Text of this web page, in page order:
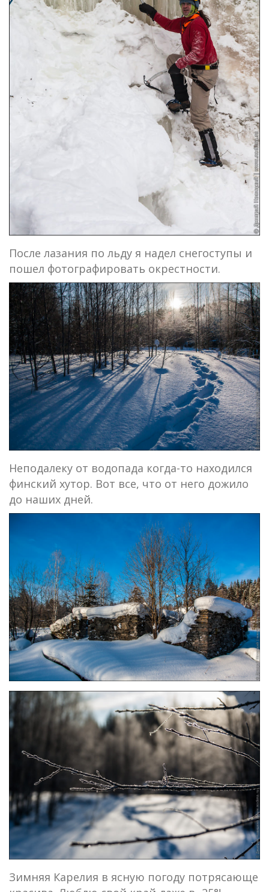
После лазания по льду я надел снегоступы и
пошел фотографировать окрестности.
Неподалеку от водопада когда-то находился
финский хутор. Вот все, что от него дожило
до наших дней.
Зимняя Карелия в ясную погоду потрясающе